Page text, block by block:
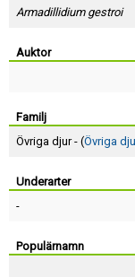
Armadillidium gestroi
Auktor
Familj
Övriga djur - (Övriga
Underarter
-
Populärnamn